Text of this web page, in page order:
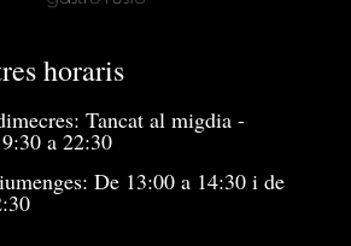
horaris
Tancat al migdia -
a 22:30
De 13:00 a 14:30 i de